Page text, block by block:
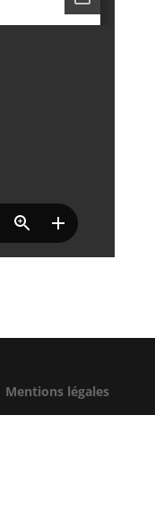
Mentions légales